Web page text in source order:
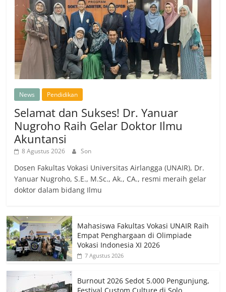
News Pendidikan
Selamat dan Sukses! Dr. Yanuar
Nugroho Raih Gelar Doktor Ilmu
Akuntansi
8 Agustus 2026 Son
Dosen Fakultas Vokasi Universitas Airlangga (UNAIR), Dr.
Yanuar Nugroho, S.E., M.Sc., Ak., CA., resmi meraih gelar
doktor dalam bidang Ilmu
Mahasiswa Fakultas Vokasi UNAIR Raih
Empat Penghargaan di Olimpiade
Vokasi Indonesia XI 2026
7 Agustus 2026
Burnout 2026 Sedot 5.000 Pengunjung,